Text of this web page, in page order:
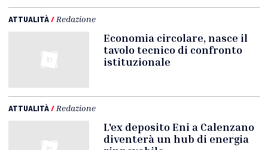
ATTUALITÀ/ Redazione
Economia circolare, nasce il
tavolo tecnico di confronto
istituzionale
ATTUALITÀ/ Redazione
L'ex deposito Eni a Calenzano
diventerà un hub di energia